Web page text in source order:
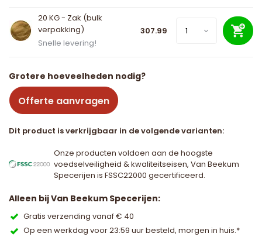
20 KG - Zak (bulk
verpakking)
Snelle levering!
307.99
Grotere hoeveelheden nodig?
Offerte aanvragen
Dit product is verkrijgbaar in de volgende varianten:
Onze producten voldoen aan de hoogste
voedselveiligheid & kwaliteitseisen, Van Beekum
Specerijen is FSSC22000 gecertificeerd.
Alleen bij Van Beekum Specerijen:
Gratis verzending vanaf € 40
Op een werkdag voor 23:59 uur besteld, morgen in huis.*